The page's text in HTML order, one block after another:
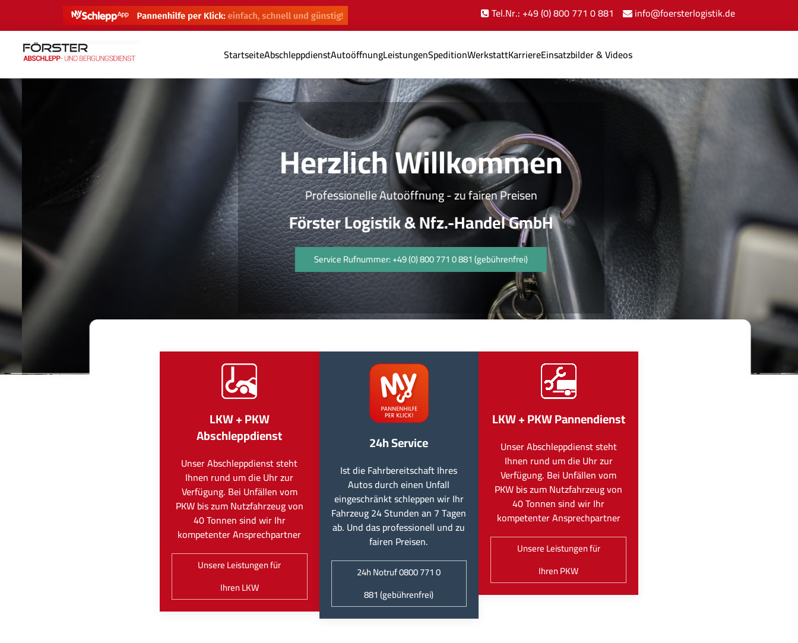
Tel.Nr.: +49 (0) 800 771 0 881 info@foersterlogistik.de
StartseiteAbschleppdienstAutoöffnungLeistungenSpeditionWerkstattKarriereEinsatzbilder & Videos
Herzlich Willkommen
Professionelle Autoöffnung - zu fairen Preisen
Förster Logistik & Nfz.-Handel GmbH
Service Rufnummer: +49 (0) 800 771 0 881 (gebührenfrei)
LKW + PKW
Abschleppdienst
Unser Abschleppdienst steht
Ihnen rund um die Uhr zur
Verfügung. Bei Unfällen vom
PKW bis zum Nutzfahrzeug von
40 Tonnen sind wir Ihr
kompetenter Ansprechpartner
Unsere Leistungen für
Ihren LKW
24h Service
Ist die Fahrbereitschaft Ihres
Autos durch einen Unfall
eingeschränkt schleppen wir Ihr
Fahrzeug 24 Stunden an 7 Tagen
ab. Und das professionell und zu
fairen Preisen.
24h Notruf 0800 771 0
881 (gebührenfrei)
LKW + PKW Pannendienst
Unser Abschleppdienst steht
Ihnen rund um die Uhr zur
Verfügung. Bei Unfällen vom
PKW bis zum Nutzfahrzeug von
40 Tonnen sind wir Ihr
kompetenter Ansprechpartner
Unsere Leistungen für
Ihren PKW